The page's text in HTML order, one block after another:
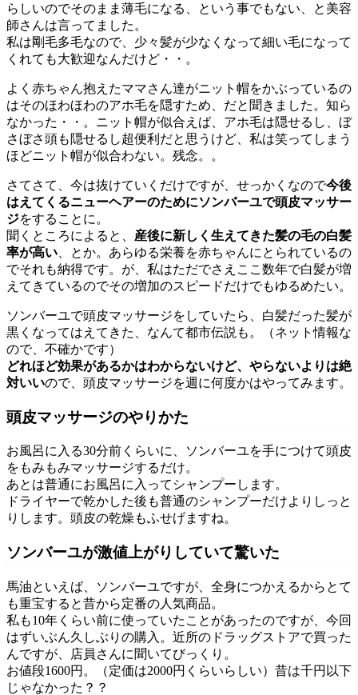
らしいのでそのまま薄毛になる、という事でもない、と美容
師さんは言ってました。
私は剛毛多毛なので、少々髪が少なくなって細い毛になって
くれても大歓迎なんだけど・・。
よく赤ちゃん抱えたママさん達がニット帽をかぶっているの
はそのほわほわのアホ毛を隠すため、だと聞きました。知ら
なかった・・。ニット帽が似合えば、アホ毛は隠せるし、ぼ
さぼさ頭も隠せるし超便利だと思うけど、私は笑ってしまう
ほどニット帽が似合わない。残念。。
さてさて、今は抜けていくだけですが、せっかくなので今後
はえてくるニューヘアーのためにソンバーユで頭皮マッサー
ジをすることに。
聞くところによると、 産後に新しく生えてきた髪の毛の白髪
率が高い 、とか。あらゆる栄養を赤ちゃんにとられているの
でそれも納得です。が、私はただでさえここ数年で白髪が増
えてきているのでその増加のスピードだけでもゆるめたい。
ソンバーユで頭皮マッサージをしていたら、白髪だった髪が
黒くなってはえてきた、なんて都市伝説も。（ネット情報な
ので、不確かです）
どれほど効果があるかはわからないけど、やらないよりは絶
対いいので、頭皮マッサージを週に何度かはやってみます。
頭皮マッサージのやりかた
お風呂に入る30分前くらいに、ソンバーユを手につけて頭皮
をもみもみマッサージするだけ。
あとは普通にお風呂に入ってシャンプーします。
ドライヤーで乾かした後も普通のシャンプーだけよりしっと
りします。頭皮の乾燥もふせげますね。
ソンバーユが激値上がりしていて驚いた
馬油といえば、ソンバーユですが、全身につかえるからとて
も重宝すると昔から定番の人気商品。
私も10年くらい前に使っていたことがあったのですが、今回
はずいぶん久しぶりの購入。近所のドラッグストアで買った
んですが、店員さんに聞いてびっくり。
お値段1600円。（定価は2000円くらいらしい）昔は千円以下
じゃなかった？？